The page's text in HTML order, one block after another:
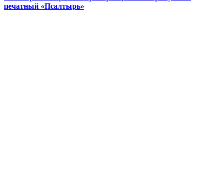
печатный «Псалтырь»